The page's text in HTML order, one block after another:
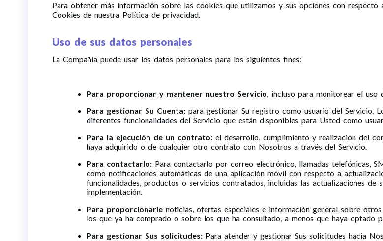
Para obtener más información sobre las cookies que utilizamos y sus opciones con
Cookies de nuestra Política de privacidad.
Uso de sus datos personales
La Compañía puede usar los datos personales para los siguientes fines:
Para proporcionar y mantener nuestro Servicio, incluso para monitorear el uso
Para gestionar Su Cuenta: para gestionar Su registro como usuario del Servicio.
diferentes funcionalidades del Servicio que están disponibles para Usted como
Para la ejecución de un contrato: el desarrollo, cumplimiento y realización del
haya adquirido o de cualquier otro contrato con Nosotros a través del Servicio.
Para contactarlo: Para contactarlo por correo electrónico, llamadas telefónicas,
como notificaciones automáticas de una aplicación móvil con respecto a
funcionalidades, productos o servicios contratados, incluidas las actualizaciones de
implementación.
Para proporcionarle noticias, ofertas especiales e información general sobre
los que ya ha comprado o sobre los que ha consultado, a menos que haya optado
Para gestionar Sus solicitudes: Para atender y gestionar Sus solicitudes hacia